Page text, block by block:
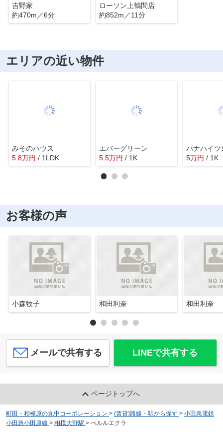
吉野家
約470m／6分
ローソン上鶴間店
約852m／11分
エリアの近い物件
みそのハウス
5.8万円 / 1LDK
エバーグリーン
5.5万円 / 1K
パナハイツ
5万円 / 1K
お客様の声
小森牧子 和田利奈 和田利奈
メールで共有する LINEで共有する
ページトップへ
町田・相模原の丸中コーポレーション > (賃貸)路線・駅から探す > 小田急電鉄
小田急小田原線 > 相模大野駅 > ぺルルエクラ